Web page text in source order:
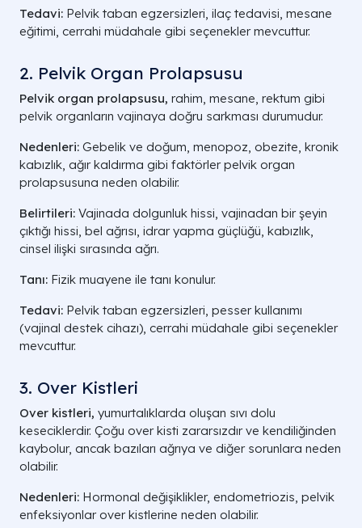
Tedavi: Pelvik taban egzersizleri, ilaç tedavisi, mesane
eğitimi, cerrahi müdahale gibi seçenekler mevcuttur.
2. Pelvik Organ Prolapsusu
Pelvik organ prolapsusu, rahim, mesane, rektum gibi
pelvik organların vajinaya doğru sarkması durumudur.
Nedenleri: Gebelik ve doğum, menopoz, obezite, kronik
kabızlık, ağır kaldırma gibi faktörler pelvik organ
prolapsusuna neden olabilir.
Belirtileri: Vajinada dolgunluk hissi, vajinadan bir şeyin
çıktığı hissi, bel ağrısı, idrar yapma güçlüğü, kabızlık,
cinsel ilişki sırasında ağrı.
Tanı: Fizik muayene ile tanı konulur.
Tedavi: Pelvik taban egzersizleri, pesser kullanımı
(vajinal destek cihazı), cerrahi müdahale gibi seçenekler
mevcuttur.
3. Over Kistleri
Over kistleri, yumurtalıklarda oluşan sıvı dolu
keseciklerdir. Çoğu over kisti zararsızdır ve kendiliğinden
kaybolur, ancak bazıları ağrıya ve diğer sorunlara neden
olabilir.
Nedenleri: Hormonal değişiklikler, endometriozis, pelvik
enfeksiyonlar over kistlerine neden olabilir.